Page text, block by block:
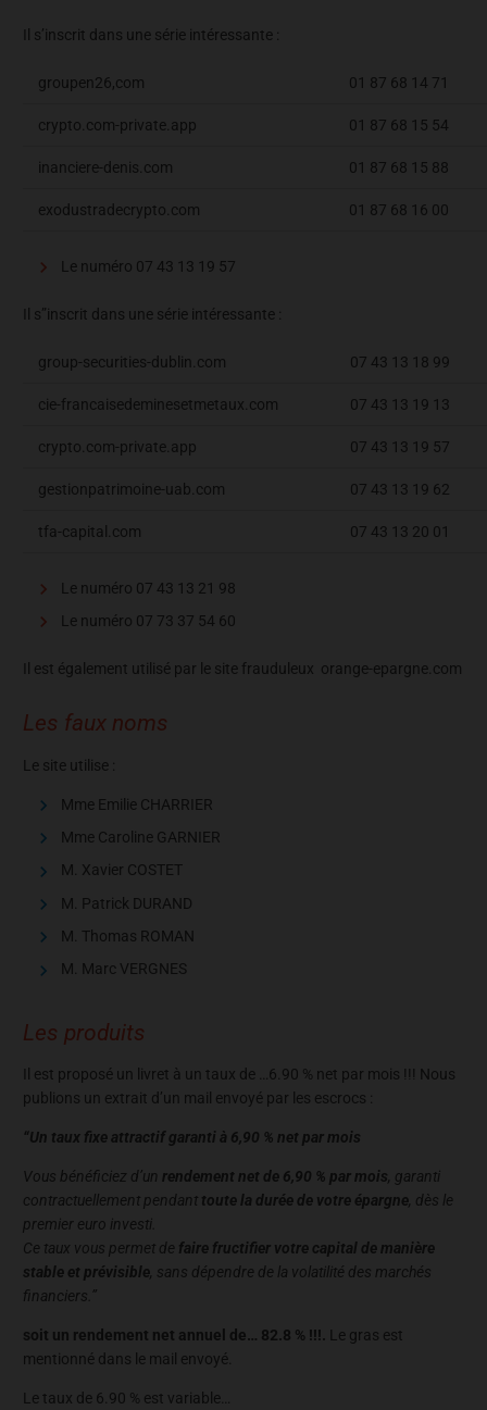
Il s’inscrit dans une série intéressante :
groupen26,com 01 87 68 14 71
crypto.com-private.app 01 87 68 15 54
inanciere-denis.com 01 87 68 15 88
exodustradecrypto.com 01 87 68 16 00
Le numéro 07 43 13 19 57
Il s”inscrit dans une série intéressante :
group-securities-dublin.com 07 43 13 18 99
cie-francaisedeminesetmetaux.com 07 43 13 19 13
crypto.com-private.app 07 43 13 19 57
gestionpatrimoine-uab.com 07 43 13 19 62
tfa-capital.com 07 43 13 20 01
Le numéro 07 43 13 21 98
Le numéro 07 73 37 54 60
Il est également utilisé par le site frauduleux orange-epargne.com
Les faux noms
Le site utilise :
Mme Emilie CHARRIER
Mme Caroline GARNIER
M. Xavier COSTET
M. Patrick DURAND
M. Thomas ROMAN
M. Marc VERGNES
Les produits
Il est proposé un livret à un taux de …6.90 % net par mois !!! Nous
publions un extrait d’un mail envoyé par les escrocs :
“Un taux fixe attractif garanti à 6,90 % net par mois
Vous bénéficiez d’un rendement net de 6,90 % par mois , garanti
contractuellement pendant toute la durée de votre épargne , dès le
premier euro investi.
Ce taux vous permet de faire fructifier votre capital de manière
stable et prévisible , sans dépendre de la volatilité des marchés
financiers.”
soit un rendement net annuel de… 82.8 % !!!. Le gras est
mentionné dans le mail envoyé.
Le taux de 6.90 % est variable…